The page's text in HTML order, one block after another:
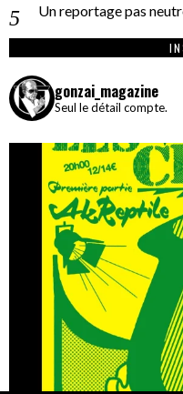
Un reportage pas
gonzai_magazine
Seul le détail compte.